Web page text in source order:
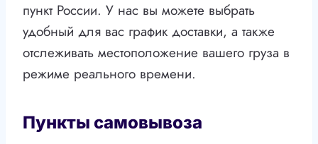
пункт России. У нас вы можете выбрать
удобный для вас график доставки, а также
отслеживать местоположение вашего груза в
режиме реального времени.
Пункты самовывоза